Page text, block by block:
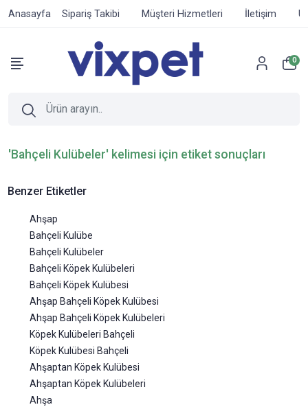
Anasayfa Sipariş Takibi Müşteri Hizmetleri İletişim
0
'Bahçeli Kulübeler' kelimesi için etiket sonuçları
Benzer Etiketler
Ahşap
Bahçeli Kulübe
Bahçeli Kulübeler
Bahçeli Köpek Kulübeleri
Bahçeli Köpek Kulübesi
Ahşap Bahçeli Köpek Kulübesi
Ahşap Bahçeli Köpek Kulübeleri
Köpek Kulübeleri Bahçeli
Köpek Kulübesi Bahçeli
Ahşaptan Köpek Kulübesi
Ahşaptan Köpek Kulübeleri
Ahşa